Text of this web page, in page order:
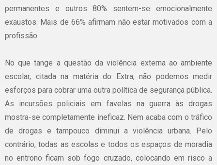
permanentes e outros 80% sentem-se emocionalmente
exaustos. Mais de 66% afirmam não estar motivados com a
profissão.
No que tange a questão da violência externa ao ambiente
escolar, citada na matéria do Extra, não podemos medir
esforços para cobrar uma outra política de segurança pública.
As incursões policiais em favelas na guerra às drogas
mostra-se completamente ineficaz. Nem acaba com o tráfico
de drogas e tampouco diminui a violência urbana. Pelo
contrário, todas as escolas e todos os espaços de moradia
no entrono ficam sob fogo cruzado, colocando em risco a